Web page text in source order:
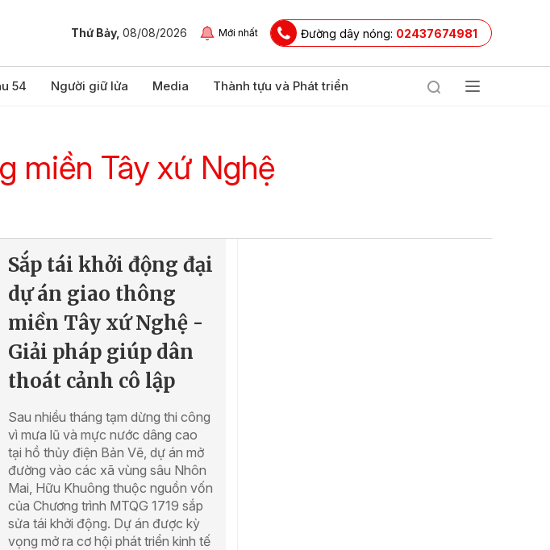
Thứ Bảy, 08/08/2026 Mới nhất Đường dây nóng: 02437674981
54 Người giữ lửa Media Thành tựu và Phát triển
miền Tây xứ Nghệ
Sắp tái khởi động đại
dự án giao thông
miền Tây xứ Nghệ -
Giải pháp giúp dân
thoát cảnh cô lập
Sau nhiều tháng tạm dừng thi công
vì mưa lũ và mực nước dâng cao
tại hồ thủy điện Bản Vẽ, dự án mở
đường vào các xã vùng sâu Nhôn
Mai, Hữu Khuông thuộc nguồn vốn
của Chương trình MTQG 1719 sắp
sửa tái khởi động. Dự án được kỳ
vọng mở ra cơ hội phát triển kinh tế